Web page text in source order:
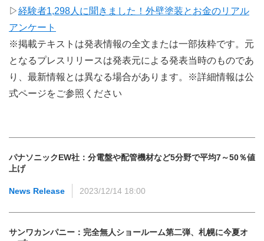
▷経験者1,298人に聞きました！外壁塗装とお金のリアル
アンケート
※掲載テキストは発表情報の全文または一部抜粋です。元
となるプレスリリースは発表元による発表当時のものであ
り、最新情報とは異なる場合があります。※詳細情報は公
式ページをご参照ください
パナソニックEW社：分電盤や配管機材など5分野で平均7～50％値
上げ
News Release 2023/12/14 18:00
サンワカンパニー：完全無人ショールーム第二弾、札幌に今夏オ